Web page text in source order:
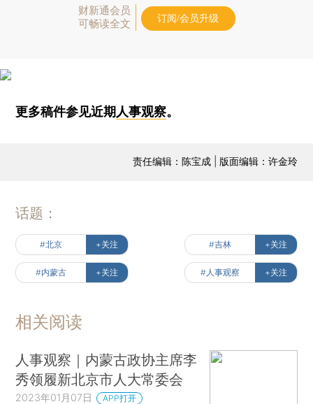
财新通会员
可畅读全文
订阅/会员升级
更多稿件参见近期 人事观察。
责任编辑：陈宝成 | 版面编辑：许金玲
话题：
#北京 +关注 #吉林 +关注
#内蒙古 +关注 #人事观察 +关注
相关阅读
人事观察｜内蒙古政协主席李
秀领履新北京市人大常委会
2023年01月07日 APP打开